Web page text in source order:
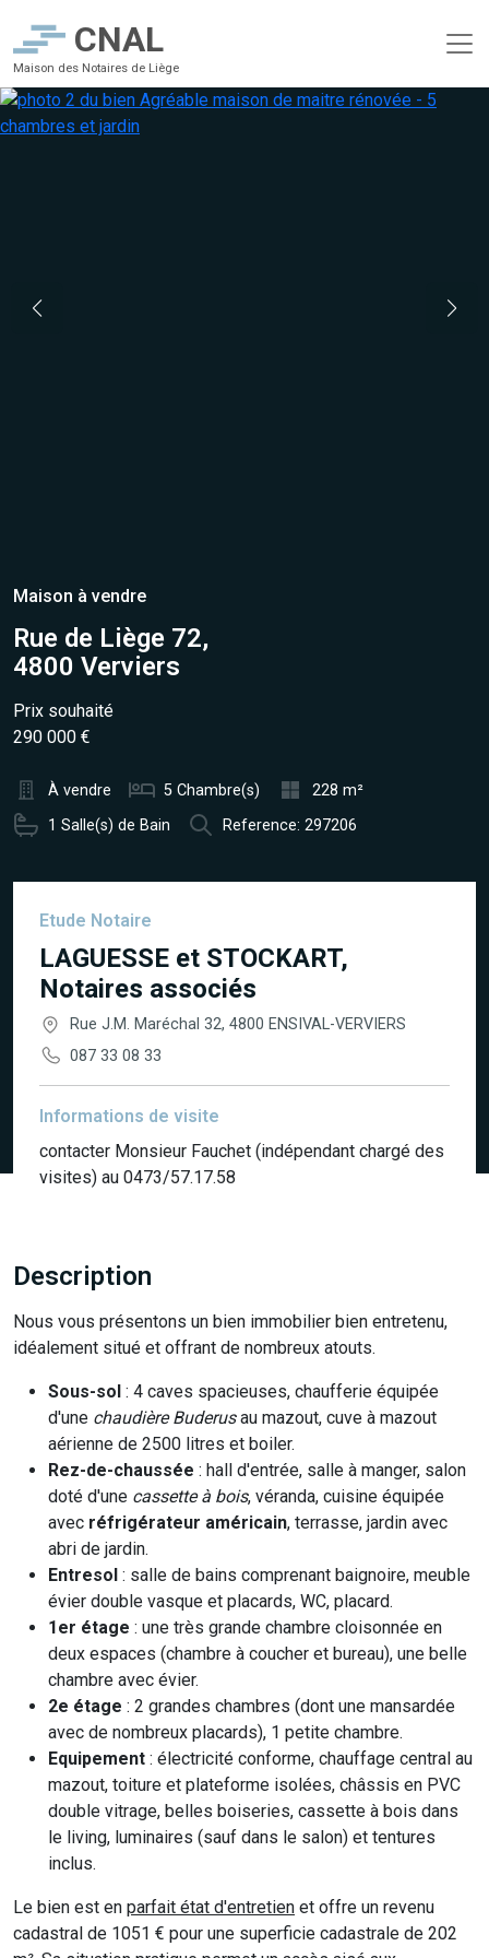
CNAL
Maison des Notaires de Liège
Maison à vendre
Rue de Liège 72,
4800 Verviers
Prix souhaité
290 000 €
À vendre 5 Chambre(s)
228 m²
1 Salle(s) de Bain
Reference: 297206
Etude Notaire
LAGUESSE et STOCKART,
Notaires associés
Rue J.M. Maréchal 32, 4800 ENSIVAL-VERVIERS
087 33 08 33
Informations de visite
contacter Monsieur Fauchet (indépendant chargé des
visites) au 0473/57.17.58
Description
Nous vous présentons un bien immobilier bien entretenu,
idéalement situé et offrant de nombreux atouts.
Sous-sol : 4 caves spacieuses, chaufferie équipée
d'une chaudière Buderusau mazout, cuve à mazout
aérienne de 2500 litres et boiler.
Rez-de-chaussée : hall d'entrée, salle à manger, salon
doté d'une cassette à bois, véranda, cuisine équipée
avec réfrigérateur américain, terrasse, jardin avec
abri de jardin.
Entresol : salle de bains comprenant baignoire, meuble
évier double vasque et placards, WC, placard.
1er étage : une très grande chambre cloisonnée en
deux espaces (chambre à coucher et bureau), une belle
chambre avec évier.
2e étage : 2 grandes chambres (dont une mansardée
avec de nombreux placards), 1 petite chambre.
Equipement : électricité conforme, chauffage central au
mazout, toiture et plateforme isolées, châssis en PVC
double vitrage, belles boiseries, cassette à bois dans
le living, luminaires (sauf dans le salon) et tentures
inclus.
Le bien est en parfait état d'entretien et offre un revenu
cadastral de 1051 € pour une superficie cadastrale de 202